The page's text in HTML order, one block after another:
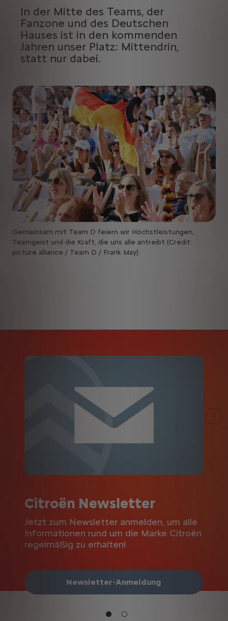
In der Mitte des Teams, der
Fanzone und des Deutschen
Hauses ist in den kommenden
Jahren unser Platz: Mittendrin,
statt nur dabei.
Gemeinsam mit Team D feiern wir Höchstleistungen,
Teamgeist und die Kraft, die uns alle antreibt (Credit:
picture alliance / Team D / Frank May).
Citroën Newsletter
Jetzt zum Newsletter anmelden, um alle
Informationen rund um die Marke Citroën
regelmäßig zu erhalten!
Newsletter-Anmeldung